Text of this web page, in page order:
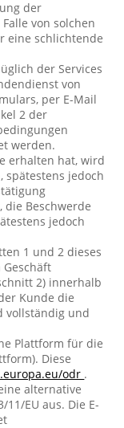
der
von solchen
eine schlichtende
der Services
von
per E-Mail
2 der
werden.
erhalten hat, wird
spätestens jedoch
die Beschwerde
jedoch
1 und 2 dieses
2) innerhalb
Kunde die
vollständig und
Plattform für die
Diese
odr .
alternative
EU aus. Die E-